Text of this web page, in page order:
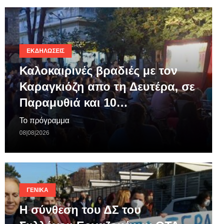
ΕΚΔΗΛΏΣΕΙΣ
Καλοκαιρινές βραδιές με τον
Καραγκιόζη απο τη Δευτέρα, σε
Παραμυθιά και 10…
Το πρόγραμμα
08|08|2026
ΓΕΝΙΚΆ
Η σύνθεση του ΔΣ του